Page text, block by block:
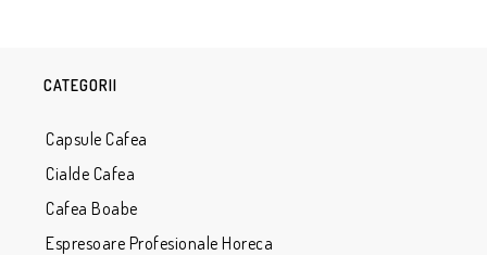
CATEGORII
Capsule Cafea
Cialde Cafea
Cafea Boabe
Espresoare Profesionale Horeca